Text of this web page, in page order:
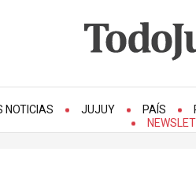
NOTICIAS JUJUY PAÍS